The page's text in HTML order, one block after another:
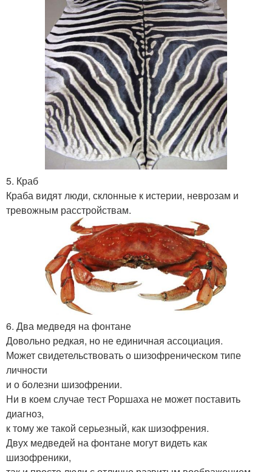
5. Краб
Краба видят люди, склонные к истерии, неврозам и
тревожным расстройствам.
6. Два медведя на фонтане
Довольно редкая, но не единичная ассоциация.
Может свидетельствовать о шизофреническом типе
личности
и о болезни шизофрении.
Ни в коем случае тест Роршаха не может поставить
диагноз,
к тому же такой серьезный, как шизофрения.
Двух медведей на фонтане могут видеть как
шизофреники,